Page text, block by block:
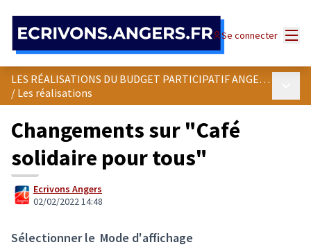
Se connecter
LES RÉALISATIONS DU BUDGET PARTICIPATIF ANGEVIN
/ Les réalisations
Changements sur "Café
solidaire pour tous"
Ecrivons Angers
02/02/2022 14:48
Sélectionner le Mode d'affichage